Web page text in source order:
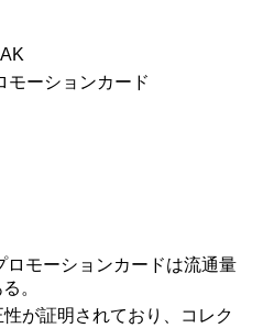
モーションカード
モーションカードは流通量
。
が証明されており、コレク